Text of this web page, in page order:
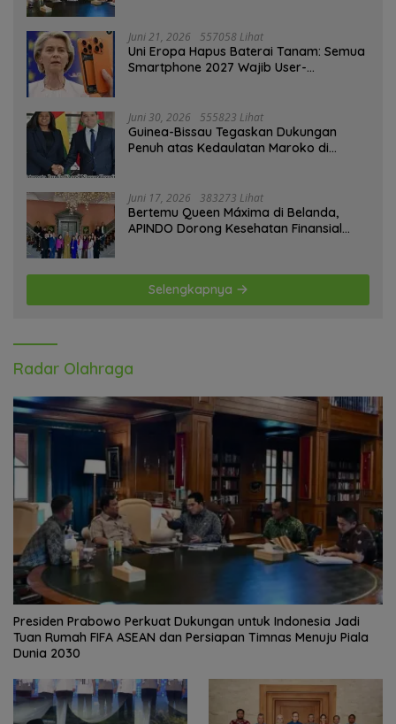
Juni 21, 2026 557058 Lihat
Uni Eropa Hapus Baterai Tanam: Semua
Smartphone 2027 Wajib User-
Juni 30, 2026 555823 Lihat
Guinea-Bissau Tegaskan Dukungan
Penuh atas Kedaulatan Maroko di
Juni 17, 2026 383273 Lihat
Bertemu Queen Máxima di Belanda,
APINDO Dorong Kesehatan Finansial
Selengkapnya
Radar Olahraga
Presiden Prabowo Perkuat Dukungan untuk Indonesia Jadi
Tuan Rumah FIFA ASEAN dan Persiapan Timnas Menuju Piala
Dunia 2030